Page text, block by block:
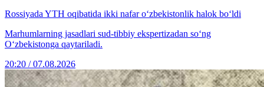
Rossiyada YTH oqibatida ikki nafar o‘zbekistonlik halok bo‘ldi
Marhumlarning jasadlari sud-tibbiy ekspertizadan so‘ng
O‘zbekistonga qaytariladi.
20:20 / 07.08.2026